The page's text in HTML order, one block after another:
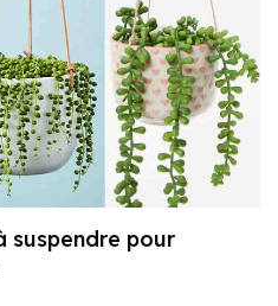
suspendre pour